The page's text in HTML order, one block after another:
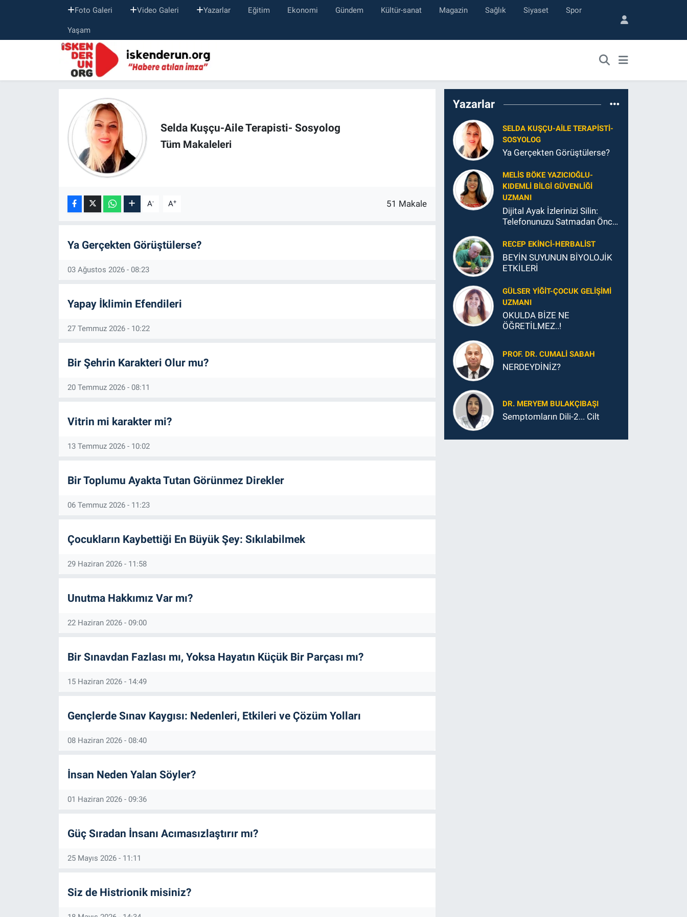
Foto Galeri Video Galeri Yazarlar Eğitim Ekonomi Gündem Kültür-sanat Magazin Sağlık Siyaset Spor
Yaşam
Selda Kuşçu-Aile Terapisti- Sosyolog
Tüm Makaleleri
A- A+ 51 Makale
Ya Gerçekten Görüştülerse?
03 Ağustos 2026 - 08:23
Yapay İklimin Efendileri
27 Temmuz 2026 - 10:22
Bir Şehrin Karakteri Olur mu?
20 Temmuz 2026 - 08:11
Vitrin mi karakter mi?
13 Temmuz 2026 - 10:02
Bir Toplumu Ayakta Tutan Görünmez Direkler
06 Temmuz 2026 - 11:23
Çocukların Kaybettiği En Büyük Şey: Sıkılabilmek
29 Haziran 2026 - 11:58
Unutma Hakkımız Var mı?
22 Haziran 2026 - 09:00
Bir Sınavdan Fazlası mı, Yoksa Hayatın Küçük Bir Parçası mı?
15 Haziran 2026 - 14:49
Gençlerde Sınav Kaygısı: Nedenleri, Etkileri ve Çözüm Yolları
08 Haziran 2026 - 08:40
İnsan Neden Yalan Söyler?
01 Haziran 2026 - 09:36
Güç Sıradan İnsanı Acımasızlaştırır mı?
25 Mayıs 2026 - 11:11
Siz de Histrionik misiniz?
Yazarlar
SELDA KUŞÇU-AILE TERAPISTI-
SOSYOLOG
Ya Gerçekten Görüştülerse?
MELIS BÖKE YAZICIOĞLU-
KIDEMLI BILGI GÜVENLIĞI
UZMANI
Dijital Ayak İzlerinizi Silin:
Telefonunuzu Satmadan Önce
Şey
RECEP EKINCI-HERBALIST
BEYİN SUYUNUN BİYOLOJİK
ETKİLERİ
GÜLSER YIĞIT-ÇOCUK GELIŞIMI
UZMANI
OKULDA BİZE NE
ÖĞRETİLMEZ..!
PROF. DR. CUMALI SABAH
NERDEYDİNİZ?
DR. MERYEM BULAKÇIBAŞI
Semptomların Dili-2... Cilt